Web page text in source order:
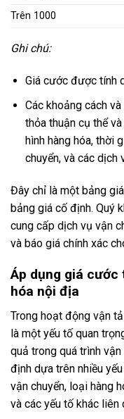
Trên 1000
Ghi chú:
Giá cước được tính
Các khoảng cách
thỏa thuận cụ thể
hình hàng hóa, thời
chuyển, và các dịch
Đây chỉ là một bảng
bảng giá cố định. Quý
cung cấp dịch vụ vận
và báo giá chính xác
Áp dụng giá cước
hóa nội địa
Trong hoạt động vận
là một yếu tố quan
quả trong quá trình
định dựa trên nhiều
vận chuyển, loại hàng
và các yếu tố khác liên